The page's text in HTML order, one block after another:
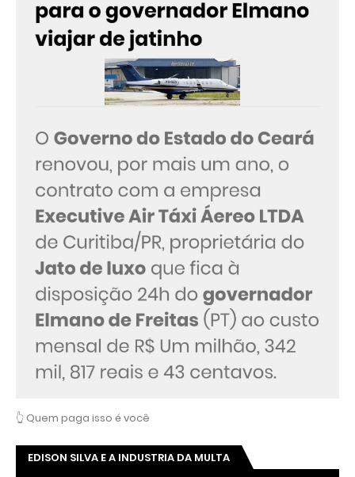
👆 Quem paga isso é você
EDISON SILVA E A INDUSTRIA DA MULTA